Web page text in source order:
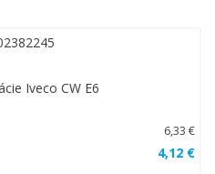
Iveco CW E6
6,33 €
4,12 €